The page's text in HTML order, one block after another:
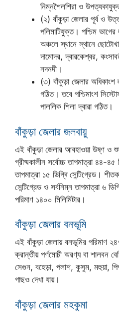
নিম্নশৈলশিরা ও
(২) বাঁকুড়া জেলার পূর্ব ও
পলিমাটিযুক্ত। পশ্চিম
অঞ্চলে স্থানে স্থানে
দামোদর, দ্বারকেশ্বর,
নদনদী।
(৩) বাঁকুড়া জেলার অধিকাংশ
গঠিত। তবে পশ্চিমাংশ
পাললিক শিলা দ্বারা গঠিত।
বাঁকুড়া জেলার জলবায়ু
এই বাঁকুড়া জেলার আবহাওয়া উষ্ণ ও
গ্রীষ্মকালীন সর্বোচ্চ তাপমাত্রা ৪৪-৪৫
তাপমাত্রা ১৫ ডিগ্ৰি সেন্টিগ্রেড।
সেন্টিগ্রেড ও সর্বনিম্ন তাপমাত্রা ৬
পরিমাণ ১৪০০ মিলিমিটার।
বাঁকুড়া জেলার বনভূমি
এই বাঁকুড়া জেলায় বনভূমির পরিমাণ
ক্রান্তীয় পর্ণমোচী অরণ্য বা শালবন
সেগুন, বহেড়া, পলাশ, কুসুম, মহুয়া,
গাছও দেখা যায়।
বাঁকুড়া জেলার মহকুমা